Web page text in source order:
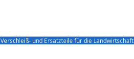
Verschleiß- und Ersatzteile für die Landwirtschaft